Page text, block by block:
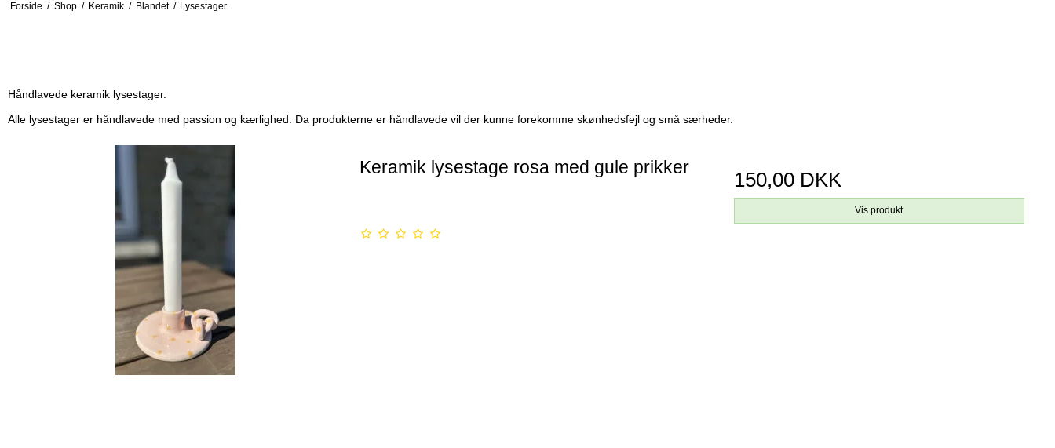
Forside / Shop / Keramik / Blandet / Lysestager
Håndlavede keramik lysestager.
Alle lysestager er håndlavede med passion og kærlighed. Da produkterne er håndlavede vil der kunne forekomme skønhedsfejl og små særheder.
Keramik lysestage rosa med gule prikker
150,00 DKK
Vis produkt